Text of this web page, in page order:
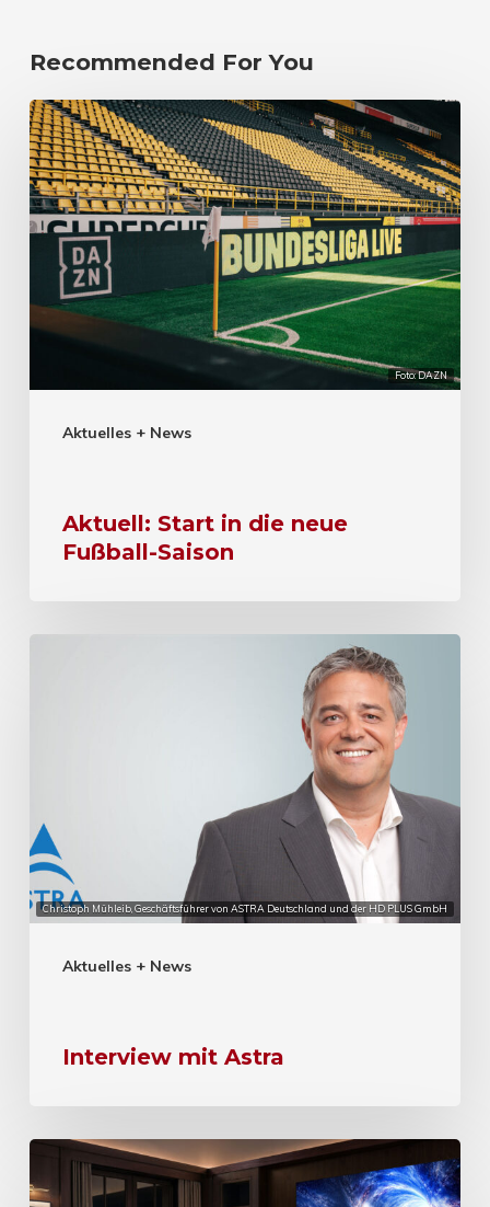
Recommended For You
Foto: DAZN
Aktuelles + News
Aktuell: Start in die neue
Fußball-Saison
Christoph Mühleib, Geschäftsführer von ASTRA Deutschland und der HD PLUS GmbH
Aktuelles + News
Interview mit Astra